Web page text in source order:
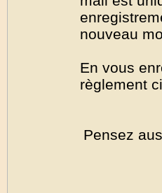
nouveau
En vous
règlement
Pensez